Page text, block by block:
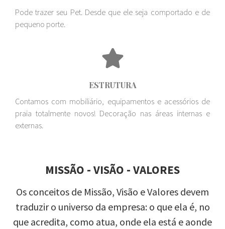
Pode trazer seu Pet. Desde que ele seja comportado e de
pequeno porte.
ESTRUTURA
Contamos com mobiliário, equipamentos e acessórios de
praia totalmente novos! Decoração nas áreas internas e
externas.
MISSÃO - VISÃO - VALORES
Os conceitos de Missão, Visão e Valores devem
traduzir o universo da empresa: o que ela é, no
que acredita, como atua, onde ela está e aonde